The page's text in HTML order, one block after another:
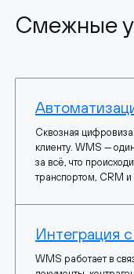
Смежные
Сквозная
клиенту. WMS —
за всё, что
транспортом, CRM
Интеграция
WMS работает в